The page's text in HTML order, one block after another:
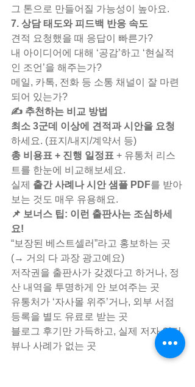
그 톤으로 만들어질 가능성이 높아요.
7. 상담 태도와 피드백 반응 속도
견적 요청했을 때 응답이 빠른가?
내 아이디어에 대해 ‘공감’하고 ‘현실적
인 조언’을 해주는가?
메일, 카톡, 전화 등 소통 채널이 잘 마련
되어 있는가?
✍ 추천하는 비교 방법
최소 3군데 이상에 견적과 시안을 요청
하세요. (표지/내지/계약서 등)
총 비용표 + 진행 일정표 + 유통처 리스
트를 한눈에 비교해보세요.
실제 출간 사례나 시안 샘플 PDF를 받아
보는 것도 매우 유용해요.
📌 보너스 팁: 이런 출판사는 조심하세
요!
“보장된 베스트셀러”라고 홍보하는 곳
(→ 거의 다 과장 광고예요)
저작권을 출판사가 갖겠다고 하거나, 정
산 내역을 투명하게 안 보여주는 곳
유통처가 ‘자사몰 위주’거나, 외부 서점
등록을 별도 유료로 받는 곳
블로그 후기만 가득하고, 실제 저자 인터
뷰나 사례가 없는 곳